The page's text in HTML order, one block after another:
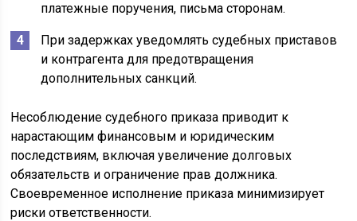
платежные поручения, письма сторонам.
При задержках уведомлять судебных приставов
и контрагента для предотвращения
дополнительных санкций.
Несоблюдение судебного приказа приводит к
нарастающим финансовым и юридическим
последствиям, включая увеличение долговых
обязательств и ограничение прав должника.
Своевременное исполнение приказа минимизирует
риски ответственности.